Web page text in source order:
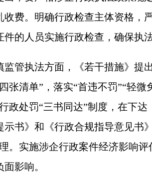
收费。明确行政检查主体资格，
的人员实施行政检查，确保执
执法方面，《若干措施》提
张清单”，落实“首违不罚”“轻微
政处罚“三书同达”制度，在下
示书》和《行政合规指导意见书
。实施涉企行政案件经济影响
影响。